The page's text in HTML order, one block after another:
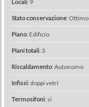
Locali: 9
Stato conservazione: Ottimo
Piano: Edificio
Piani totali: 3
Riscaldamento: Autonomo
Infissi: doppi vetri
Termosifoni: si